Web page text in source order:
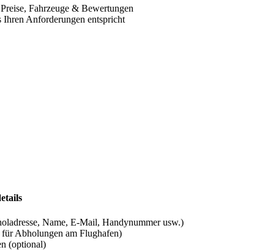
Fahrzeuge & Bewertungen
Ihren Anforderungen entspricht
Name, E-Mail, Handynummer usw.)
Abholungen am Flughafen)
(optional)